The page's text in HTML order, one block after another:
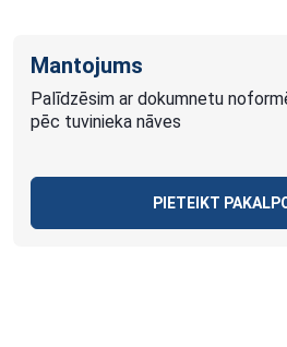
Mantojums
Palīdzēsim ar dokumnetu
pēc tuvinieka nāves
PIETEIKT